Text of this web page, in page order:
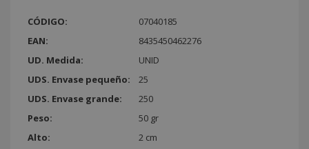
CÓDIGO:
07040185
EAN:
8435450462276
UD. Medida:
UNID
UDS. Envase pequeño:
25
UDS. Envase grande:
250
Peso:
50 gr
Alto:
2 cm